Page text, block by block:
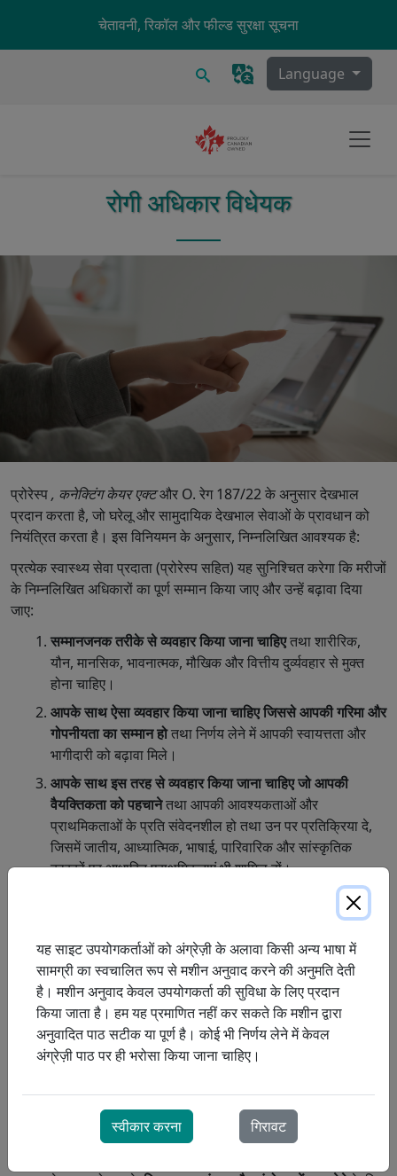
Skip to main content
चेतावनी, रिकॉल और फील्ड सुरक्षा सूचना
खोज Language
रोगी अधिकार विधेयक
प्रोरेस्प, कनेक्टिंग केयर एक्टऔर O. रेग 187/22 के अनुसार देखभाल
प्रदान करता है, जो घरेलू और सामुदायिक देखभाल सेवाओं के प्रावधान को
नियंत्रित करता है। इस विनियमन के अनुसार, निम्नलिखित आवश्यक है:
प्रत्येक स्वास्थ्य सेवा प्रदाता (प्रोरेस्प सहित) यह सुनिश्चित करेगा कि मरीजों
के निम्नलिखित अधिकारों का पूर्ण सम्मान किया जाए और उन्हें बढ़ावा दिया
जाए:
सम्मानजनक तरीके से व्यवहार किया जाना चाहिएतथा शारीरिक,
यौन, मानसिक, भावनात्मक, मौखिक और वित्तीय दुर्व्यवहार से मुक्त
होना चाहिए।
आपके साथ ऐसा व्यवहार किया जाना चाहिए जिससे आपकी गरिमा और
गोपनीयता का सम्मान होतथा निर्णय लेने में आपकी स्वायत्तता और
भागीदारी को बढ़ावा मिले।
आपके साथ इस तरह से व्यवहार किया जाना चाहिए जो आपकी
वैयक्तिकता को पहचानेतथा आपकी आवश्यकताओं और
प्राथमिकताओं के प्रति संवेदनशील हो तथा उन पर प्रतिक्रिया दे,
जिसमें जातीय, आध्यात्मिक, भाषाई, पारिवारिक और सांस्कृतिक
कारकों पर आधारित प्राथमिकताएं भी शामिल हों।
मानवाधिकार संहिता या कनाडा के अधिकार और स्वतंत्रता चार्टर के
भेदभाव से मुक्त घरेलू और सामुदायिक देखभाल सेवाएं प्राप्त
प्रथम राष्ट्र, मेटिस या इनुक से संबंधित किसी भी रोगी को
सांस्कृतिक रूप से सुरक्षित तरीके सेघर और सामुदायिक देखभाल
सेवाएं प्राप्त करने का अधिकार है।
अपने घर और सामुदायिक देखभाल सेवाओं के बारे मेंस्पष्ट जानकारी उस
प्रारूप में प्राप्त करना जो आपके लिए सुलभ हो।
साथ-साथ आपकी देखभाल योजना के विकास और संशोधन में भी भाग
यह साइट उपयोगकर्ताओं को अंग्रेज़ी के अलावा किसी अन्य भाषा में
सामग्री का स्वचालित रूप से मशीन अनुवाद करने की अनुमति देती
है। मशीन अनुवाद केवल उपयोगकर्ता की सुविधा के लिए प्रदान
किया जाता है। हम यह प्रमाणित नहीं कर सकते कि मशीन द्वारा
अनुवादित पाठ सटीक या पूर्ण है। कोई भी निर्णय लेने में केवल
अंग्रेज़ी पाठ पर ही भरोसा किया जाना चाहिए।
स्वीकार करना गिरावट